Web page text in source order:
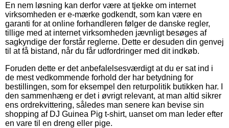
En nem løsning kan derfor være at tjekke om internet
virksomheden er e-mærke godkendt, som kan være en
garanti for at online forhandleren følger de danske regler,
tillige med at internet virksomheden jævnligt besøges af
sagkyndige der forstår reglerne. Dette er desuden din genvej
til at få bistand, når du får udfordringer med dit indkøb.
Foruden dette er det anbefalelsesværdigt at du er sat ind i
de mest vedkommende forhold der har betydning for
bestillingen, som for eksempel den returpolitik butikken har. I
den sammenhæng er det i øvrigt relevant, at man altid sikrer
ens ordrekvittering, således man senere kan bevise sin
shopping af DJ Guinea Pig t-shirt, uanset om man leder efter
en vare til en dreng eller pige.